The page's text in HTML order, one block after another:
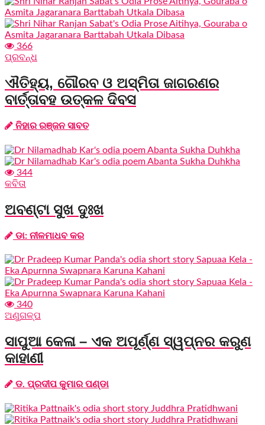
366
ପ୍ରବନ୍ଧ
ଐତିହ୍ୟ, ଗୌରବ ଓ ଅସ୍ମିତା ଜାଗରଣର
ବାର୍ତ୍ତାବହ ଉତ୍କଳ ଦିବସ
ନିହାର ରଞ୍ଜନ ସାବତ
344
କବିତା
ଅବଣ୍ଟା ସୁଖ ଦୁଃଖ
ଡା: ନୀଳମାଧବ କର
340
ଅଣୁଗଳ୍ପ
ସାପୁଆ କେଳା – ଏକ ଅପୂର୍ଣ୍ଣ ସ୍ୱପ୍ନର କରୁଣ
କାହାଣୀ
ଡ. ପ୍ରଦୀପ କୁମାର ପଣ୍ଡା